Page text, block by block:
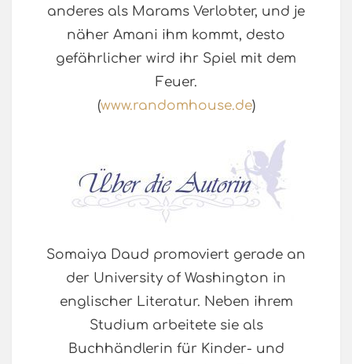
anderes als Marams Verlobter, und je
näher Amani ihm kommt, desto
gefährlicher wird ihr Spiel mit dem
Feuer.
(www.randomhouse.de)
Somaiya Daud promoviert gerade an
der University of Washington in
englischer Literatur. Neben ihrem
Studium arbeitete sie als
Buchhändlerin für Kinder- und